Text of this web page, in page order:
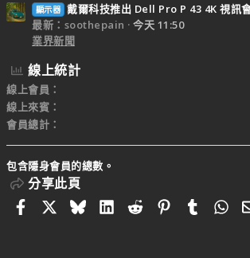
顯示器 戴爾科技推出 Dell Pro P 43 4K 視訊
最新：soothepain
今天 11:50
業界新聞
線上統計
線上會員
線上來賓
會員總計
包含隱身會員的總數。
分享此頁
FacebookBlueskyLinkedIn
RedditPinterestTumblr